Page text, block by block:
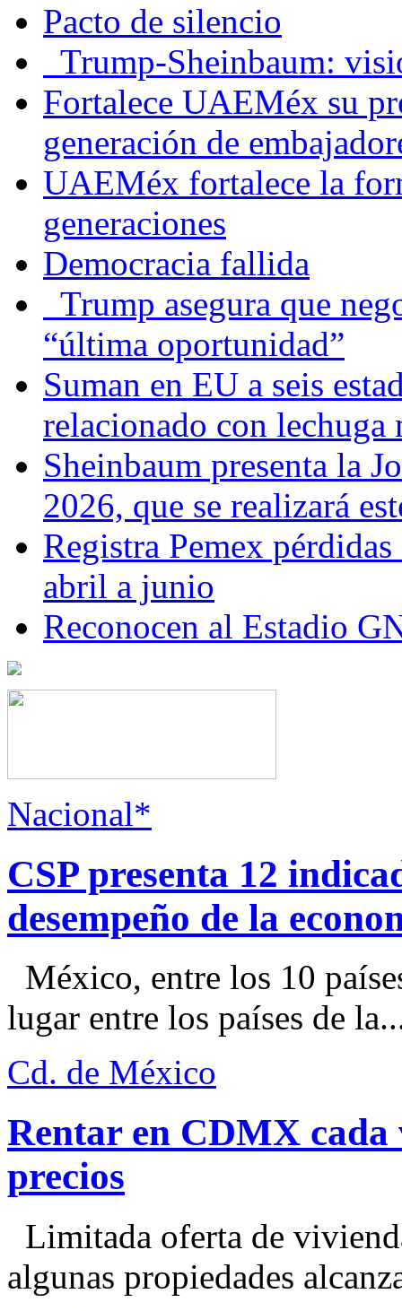
Pacto de silencio
Trump-Sheinbaum:
Fortalece UAEMéx su
generación de
UAEMéx fortalece la
generaciones
Democracia fallida
Trump asegura que
“última oportunidad”
Suman en EU a seis
relacionado con lechuga
Sheinbaum presenta la
2026, que se realizará
Registra Pemex
abril a junio
Reconocen al Estadio
Nacional*
CSP presenta 12
desempeño de la
México, entre los 10
lugar entre los países de
Cd. de México
Rentar en CDMX cada
precios
Limitada oferta de
algunas propiedades